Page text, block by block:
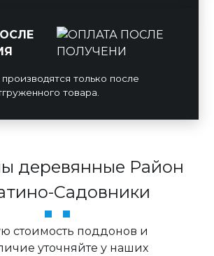
только после
товара.
деревянные Район
Садовники
стоимость поддонов и
уточняйте у наших